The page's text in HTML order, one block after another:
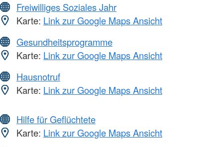
Freiwilliges Soziales Jahr
Karte: Link zur Google Maps Ansicht
Gesundheitsprogramme
Karte: Link zur Google Maps Ansicht
Hausnotruf
Karte: Link zur Google Maps Ansicht
Hilfe für Geflüchtete
Karte: Link zur Google Maps Ansicht